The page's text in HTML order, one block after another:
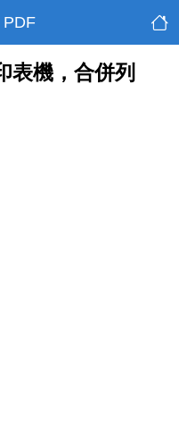
PDF
表機，合併列